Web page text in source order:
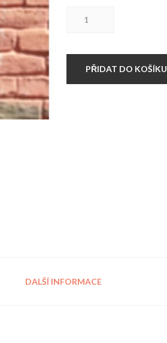
dámské
Skinheads
množstvíPŘIDAT DO KOŠÍKU
DALŠÍ INFORMACE